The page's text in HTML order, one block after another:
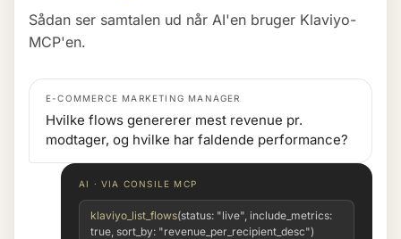
Sådan ser samtalen ud når AI'en bruger Klaviyo-
MCP'en.
E-COMMERCE MARKETING MANAGER
Hvilke flows genererer mest revenue pr.
modtager, og hvilke har faldende performance?
AI · VIA CONSILE MCP
klaviyo_list_flows(status: "live", include_metrics:
true, sort_by: "revenue_per_recipient_desc")